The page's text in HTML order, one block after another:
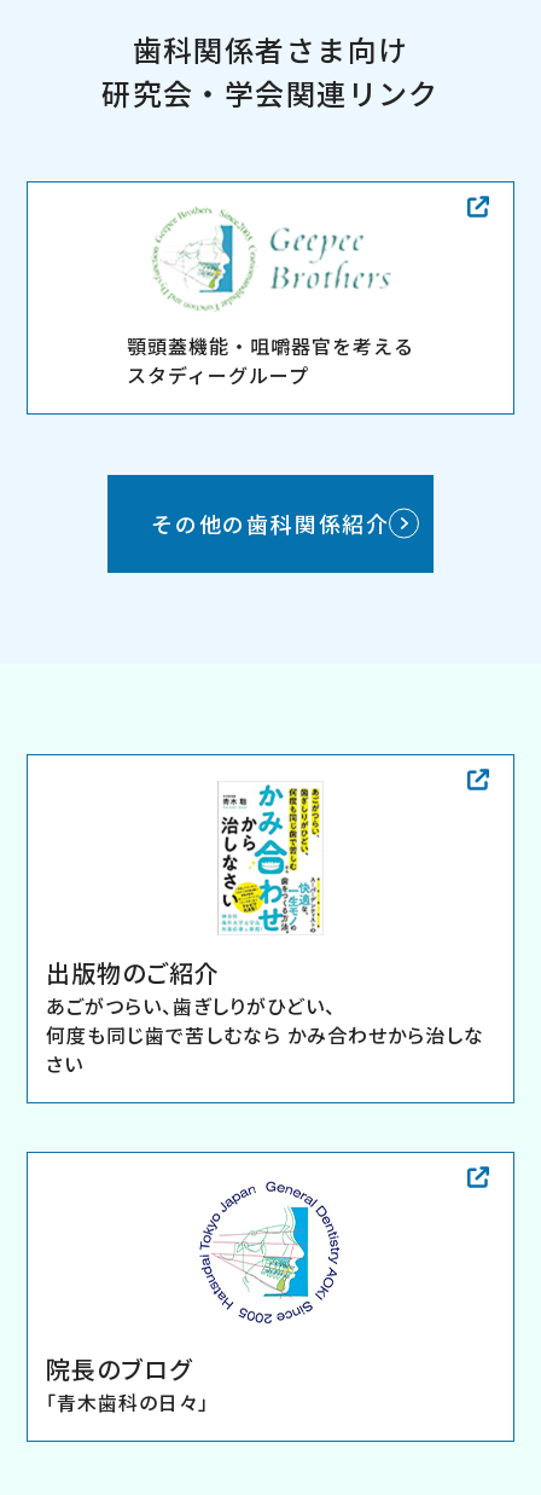
https://shin-shi.or.jp/guide/sos/
何かございましたらaokigd・gmail.comへご連
ださい。)
7月4日(土)は院内セミナーの為、休診となってお
7月30日(木)より通常営業になります。
休診の期間中は区内の当番医の先生は下記の通り
(お手数ですが・の部分を＠に変えて送信してく
6月13日(土)、20日(土)は院内セミナーのため、
休診となります。
尚、休診の期間中は区内の当番医の先生は下記の
4月3日(金)、11日(土)は院内セミナーの為休診と
またGWは4月26日(日)～5月6日(水)まで休診とな
っております。
5月7日(木)より通常営業になります。
歯科関係者さま向け
研究会・学会関連リンク
顎頭蓋機能・咀嚼器官を考える
スタディーグループ
その他の歯科関係紹介
出版物のご紹介
あごがつらい、歯ぎしりがひどい、
何度も同じ歯で苦しむなら かみ合わせから治しな
さい
院長のブログ
「青木歯科の日々」